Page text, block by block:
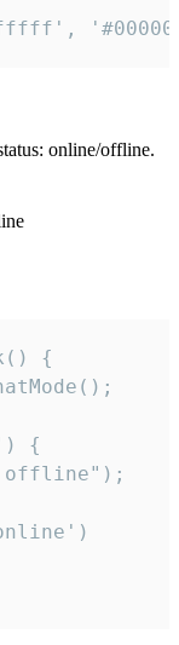
online/offline.
{
{